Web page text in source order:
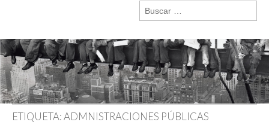
Buscar:
ETIQUETA:ADMNISTRACIONES PÚBLICAS